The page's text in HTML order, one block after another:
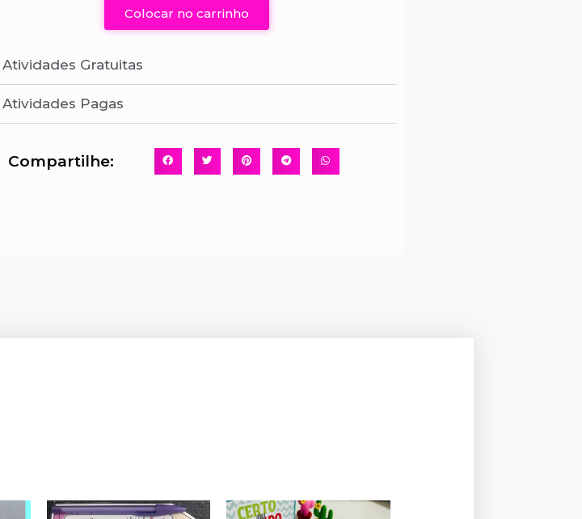
Colocar no carrinho
Atividades Gratuitas
Atividades Pagas
Compartilhe: